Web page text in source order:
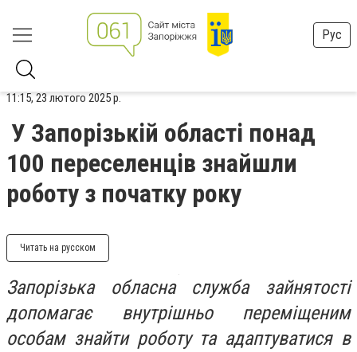
Рус
11:15, 23 лютого 2025 р.
У Запорізькій області понад
100 переселенців знайшли
роботу з початку року
Читать на русском
Запорізька обласна служба зайнятості
допомагає внутрішньо переміщеним
особам знайти роботу та адаптуватися в